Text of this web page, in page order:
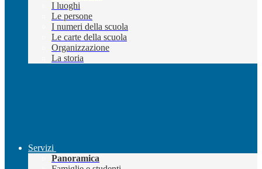
I luoghi
Le persone
I numeri della scuola
Le carte della scuola
Organizzazione
La storia
Servizi
Panoramica